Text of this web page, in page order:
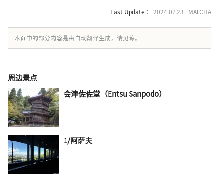
Last Update ： 2024.07.23 MATCHA
本页中的部分内容是由自动翻译生成，请见谅。
周边景点
会津佐佐堂（Entsu Sanpodo）
1/阿萨夫